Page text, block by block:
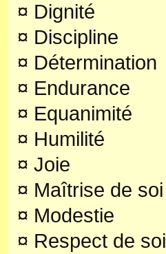
¤ Dignité
¤ Discipline
¤ Détermination
¤ Endurance
¤ Equanimité
¤ Humilité
¤ Joie
¤ Maîtrise de soi
¤ Modestie
¤ Respect de soi